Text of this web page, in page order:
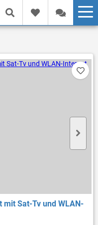
Sat-Tv und WLAN-